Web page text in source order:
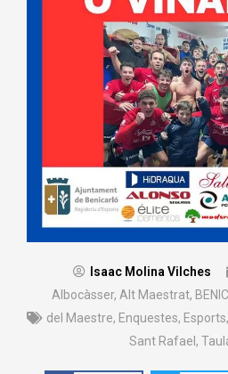
Isaac Molina Vilches
Albocàsser, Alt Maestrat,
del Maestre, Enquestes, Esports,
Sant Rafael ,